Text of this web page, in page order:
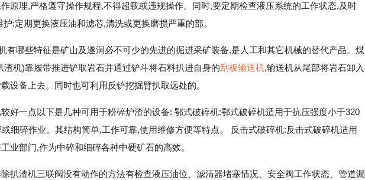
原理,严格遵守操作规程,不得超载或违规操作。同时,要定期检查液压系统的工作状态,及时
:定期更换液压油和滤芯,清洗或更换磨损严重的部。
有哪些特征是矿山及遂洞必不可少的先进的掘进采矿装备,是人工和其它机械的替代产品。煤
机)靠履带推进铲取岩石并通过铲斗将石料扒进自身的刮板输送机,输送机从尾部将岩石卸入
设备上去。同时也可利用反铲挖掘臂扒取远处的。
好一点以下是几种可用于粉碎炉渣的设备: 鄂式破碎机:鄂式破碎机适用于抗压强度小于320
细碎作业。其结构简单,工作可靠,使用维修方便等特点。 反击式破碎机:反击式破碎机适用
业部门,作为中碎和细碎各种中硬矿石的高效。
扒渣机三联阀没有动作的方法有检查液压油位、滤清器堵塞情况、安全阀工作状态、管道漏